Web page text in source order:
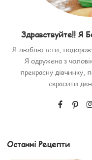
Здравствуйте!! Я
Я люблю їсти,
Я одружена з
прекрасну дівчинку,
скрасити
Останні Рецепти